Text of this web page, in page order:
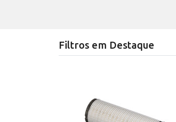
Filtros em Destaque